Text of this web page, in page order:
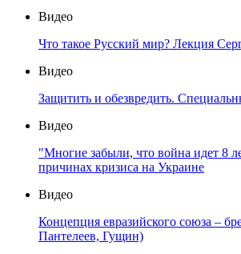
Видео
Что такое Русский мир? Лекция
Видео
Защитить и обезвредить.
Видео
"Многие забыли, что война идет 8
причинах кризиса на Украине
Видео
Концепция евразийского союза –
Пантелеев, Гущин)